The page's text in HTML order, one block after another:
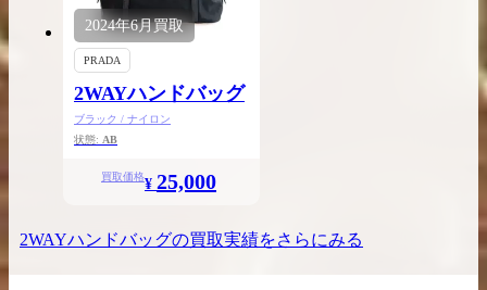
2024年6月買取
PRADA
2WAYハンドバッグ
ブラック / ナイロン
状態: AB
買取価格¥ 25,000
2WAYハンドバッグの買取実績をさらにみる